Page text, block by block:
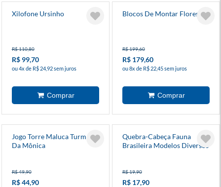
Xilofone Ursinho
R$ 110,80
R$ 99,70
ou 4x de R$ 24,92 sem juros
Blocos De Montar Floresta
R$ 199,60
R$ 179,60
ou 8x de R$ 22,45 sem juros
Jogo Torre Maluca Turma
Da Mônica
R$ 49,90
R$ 44,90
Quebra-Cabeça Fauna
Brasileira Modelos Diversos
R$ 19,90
R$ 17,90